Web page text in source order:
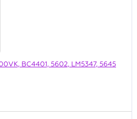
BC4401, 5602, LM5347, 5645